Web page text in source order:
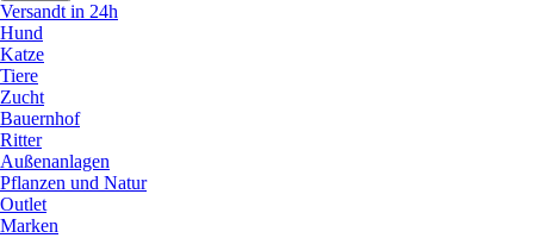
Versandt in 24h
Hund
Katze
Tiere
Zucht
Bauernhof
Ritter
Außenanlagen
Pflanzen und Natur
Outlet
Marken